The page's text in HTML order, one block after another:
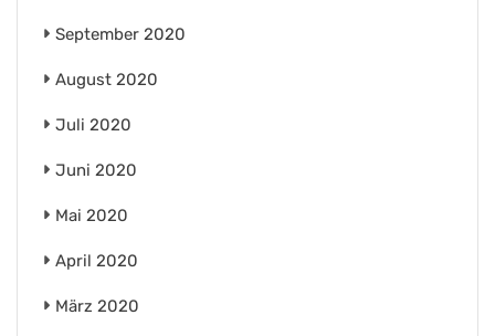
September 2020
August 2020
Juli 2020
Juni 2020
Mai 2020
April 2020
März 2020